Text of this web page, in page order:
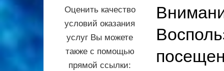
Оценить качество
условий оказания
услуг Вы можете
также с помощью
прямой ссылки: